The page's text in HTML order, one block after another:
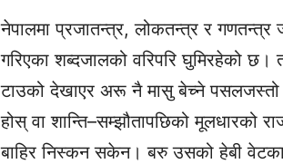
नेपालमा प्रजातन्त्र, लोकतन्त्र र गणतन्त्र
गरिएका शब्दजालको वरिपरि घुमिरहेको
टाउको देखाएर अरू नै मासु बेच्ने पसलजस्तो
होस् वा शान्ति–सम्झौतापछिको मूलधारको
बाहिर निस्कन सकेन। बरु उसको हेबी